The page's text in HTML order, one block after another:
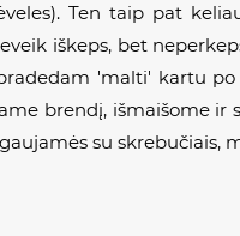
Ten taip pat
iškeps, bet
'malti' kartu
brendį, išmaišome
su skrebučiais,